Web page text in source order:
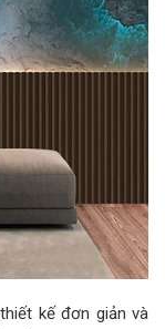
kế đơn giản và